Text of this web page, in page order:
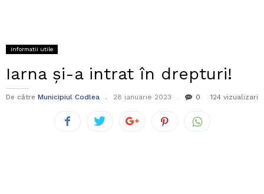
Informatii utile
Iarna și-a intrat în drepturi!
De către Municipiul Codlea 28 ianuarie 2023 0 124 vizualizari